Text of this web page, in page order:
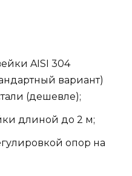
AISI 304
вариант)
(дешевле);
длиной до 2 м;
опор на